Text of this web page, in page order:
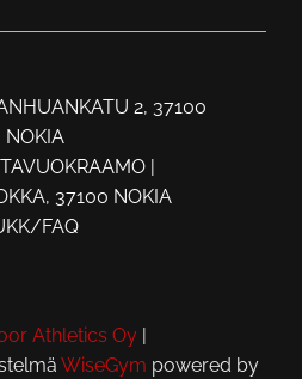
2, 37100
NOKIA
|
37100 NOKIA
FAQ
Athletics Oy|
WiseGym powered by